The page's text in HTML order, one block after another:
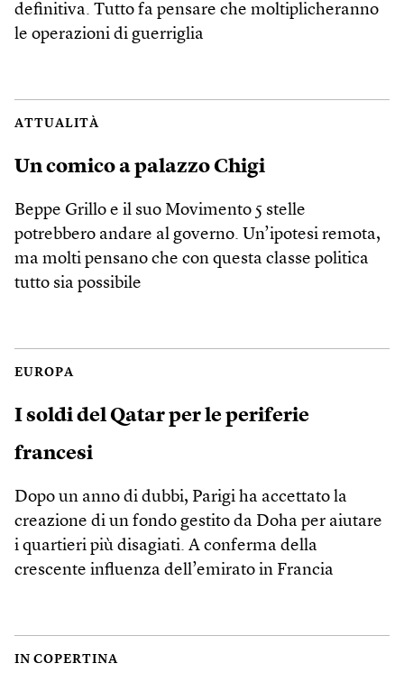
definitiva. Tutto fa pensare che moltiplicheranno
le operazioni di guerriglia
ATTUALITÀ
Un comico a palazzo Chigi
Beppe Grillo e il suo Movimento 5 stelle
potrebbero andare al governo. Un’ipotesi remota,
ma molti pensano che con questa classe politica
tutto sia possibile
EUROPA
I soldi del Qatar per le periferie
francesi
Dopo un anno di dubbi, Parigi ha accettato la
creazione di un fondo gestito da Doha per aiutare
i quartieri più disagiati. A conferma della
crescente influenza dell’emirato in Francia
IN COPERTINA